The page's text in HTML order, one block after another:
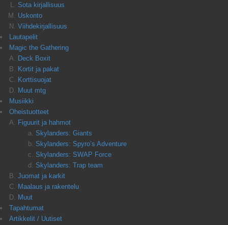
Sota kirjallisuus
Uskonto
Viihdekirjallisuus
Lautapelit
Magic the Gathering
Deck Boxit
Kortit ja pakat
Korttisuojat
Muut mtg
Musiikki
Oheistuotteet
Figuurit ja hahmot
Skylanders: Giants
Skylanders: Spyro’s Adventure
Skylanders: SWAP Force
Skylanders: Trap team
Juomat ja karkit
Maalaus ja rakentelu
Muut
Tapahtumat
Artikkelit / Uutiset